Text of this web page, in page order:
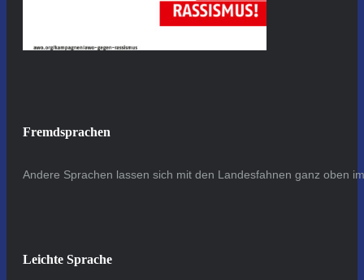
Fremdsprachen
Andere Sprachen lassen sich mit den Landesfahnen ganz oben
Leichte Sprache